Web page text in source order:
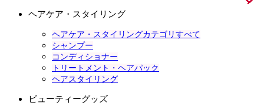
ヘアケア・スタイリング
ヘアケア・スタイリングカテゴリすべて
シャンプー
コンディショナー
トリートメント・ヘアパック
ヘアスタイリング
ビューティーグッズ